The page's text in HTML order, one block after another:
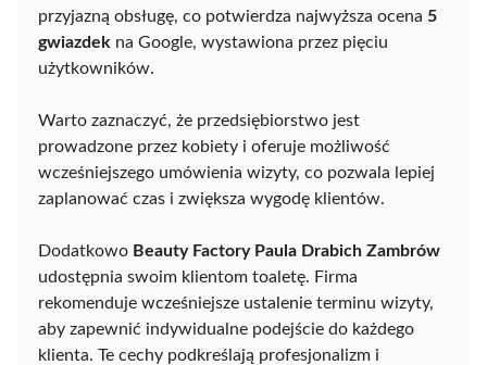
przyjazną obsługę, co potwierdza najwyższa ocena 5
gwiazdek na Google, wystawiona przez pięciu
użytkowników.
Warto zaznaczyć, że przedsiębiorstwo jest
prowadzone przez kobiety i oferuje możliwość
wcześniejszego umówienia wizyty, co pozwala lepiej
zaplanować czas i zwiększa wygodę klientów.
Dodatkowo Beauty Factory Paula Drabich Zambrów
udostępnia swoim klientom toaletę. Firma
rekomenduje wcześniejsze ustalenie terminu wizyty,
aby zapewnić indywidualne podejście do każdego
klienta. Te cechy podkreślają profesjonalizm i